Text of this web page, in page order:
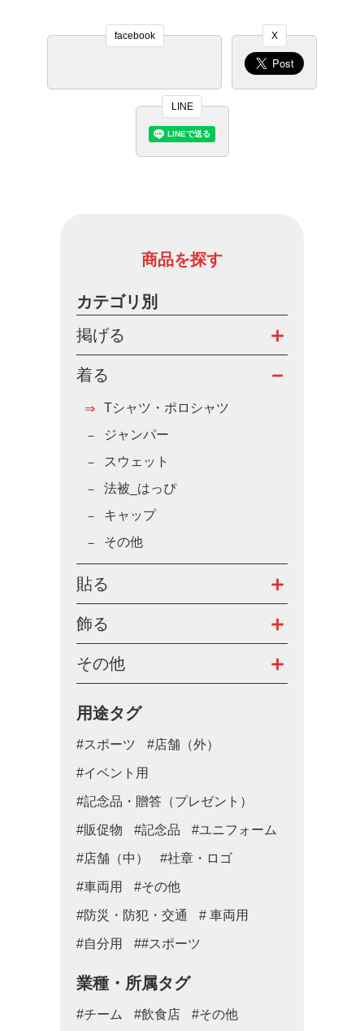
facebook X
LINE
商品を探す
カテゴリ別
掲げる
着る
Tシャツ・ポロシャツ
ジャンパー
スウェット
法被_はっぴ
キャップ
その他
貼る
飾る
その他
用途タグ
#スポーツ #店舗（外）
#イベント用
#記念品・贈答（プレゼント）
#販促物 #記念品 #ユニフォーム
#店舗（中） #社章・ロゴ
#車両用 #その他
#防災・防犯・交通 # 車両用
#自分用 ##スポーツ
業種・所属タグ
#チーム #飲食店 #その他